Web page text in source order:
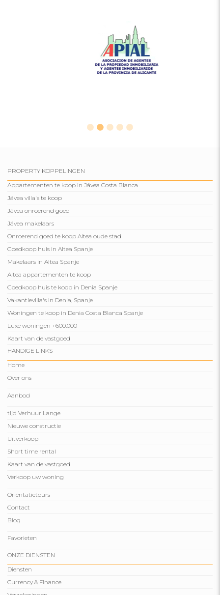
PROPERTY KOPPELINGEN
Appartementen te koop in Jávea Costa Blanca
Jávea villa's te koop
Jávea onroerend goed
Jávea makelaars
Onroerend goed te koop Altea oude stad
Goedkoop huis in Altea Spanje
Makelaars in Altea Spanje
Altea appartementen te koop
Goedkoop huis te koop in Denia Spanje
Vakantievilla's in Denia, Spanje
Woningen te koop in Denia Costa Blanca Spanje
Luxe woningen +600.000
Kaart van de vastgoed
HANDIGE LINKS
Home
Over ons
Aanbod
tijd Verhuur Lange
Nieuwe constructie
Uitverkoop
Short time rental
Kaart van de vastgoed
Verkoop uw woning
Oriëntatietours
Contact
Blog
Favorieten
ONZE DIENSTEN
Diensten
Currency & Finance